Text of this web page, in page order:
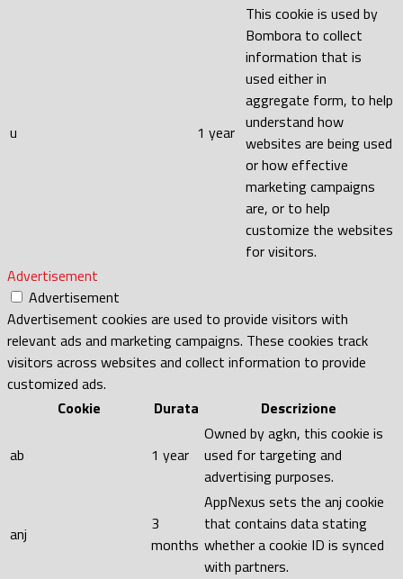
u 1 year
This cookie is used by
Bombora to collect
information that is
used either in
aggregate form, to help
understand how
websites are being used
or how effective
marketing campaigns
are, or to help
customize the websites
for visitors.
Advertisement
Advertisement
Advertisement cookies are used to provide visitors with
relevant ads and marketing campaigns. These cookies track
visitors across websites and collect information to provide
customized ads.
Cookie
Durata Descrizione
ab 1 year
Owned by agkn, this cookie is
used for targeting and
advertising purposes.
anj
3
months
AppNexus sets the anj cookie
that contains data stating
whether a cookie ID is synced
with partners.